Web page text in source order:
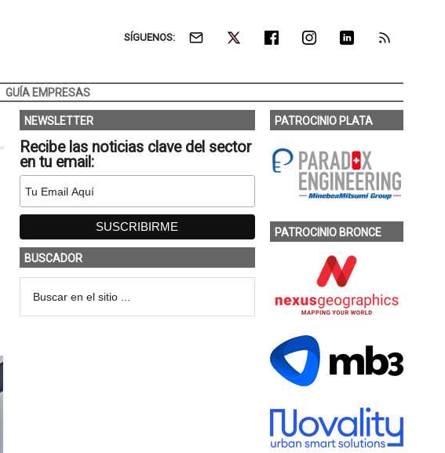
SÍGUENOS:
GUÍA EMPRESAS
NEWSLETTER
Recibe las noticias clave del sector
en tu email:
BUSCADOR
PATROCINIO PLATA
PATROCINIO BRONCE